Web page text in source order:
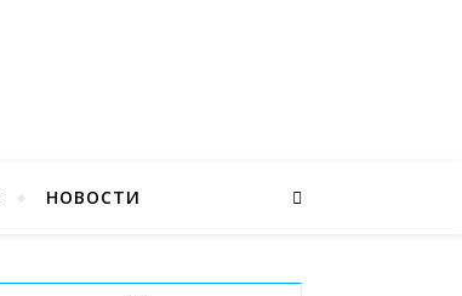
НОВОСТИ